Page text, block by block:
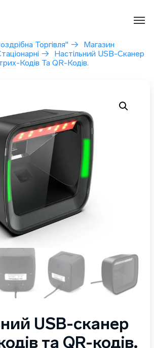
Торгівля" →
Магазин
→
Настільний USB-Сканер
Кодів Та QR-Кодів.
USB-сканер
та QR-кодів.